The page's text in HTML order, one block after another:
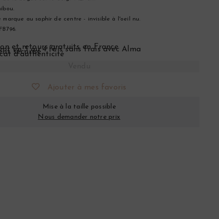
marque au saphir de centre - invisible à l'oeil nu.
et retours gratuits en France
en 3 ou 4 fois sans frais avec Alma
sécurisé
d’authenticité
Ajouter à mes favoris
Mise à la taille possible
Nous demander notre prix